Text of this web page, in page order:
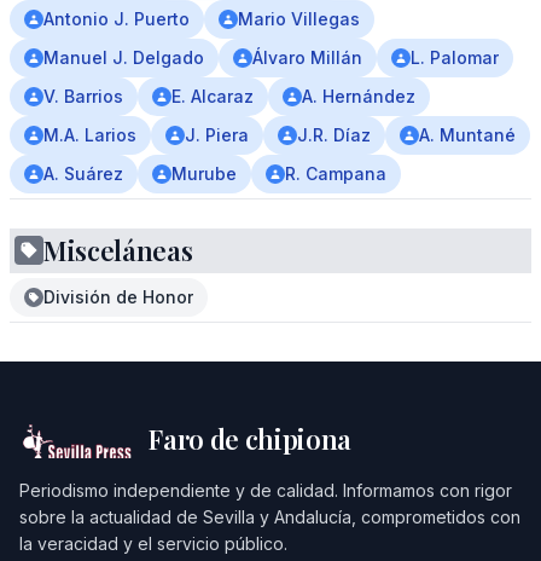
Antonio J. Puerto
Mario Villegas
Manuel J. Delgado
Álvaro Millán
L. Palomar
V. Barrios
E. Alcaraz
A. Hernández
M.A. Larios
J. Piera J.R. Díaz
A. Muntané
A. Suárez
Murube R. Campana
Misceláneas
División de Honor
Faro de chipiona
Periodismo independiente y de calidad. Informamos con rigor
sobre la actualidad de Sevilla y Andalucía, comprometidos con
la veracidad y el servicio público.